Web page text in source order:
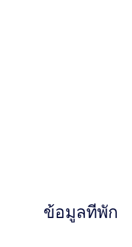
ข้อมูลที่พัก